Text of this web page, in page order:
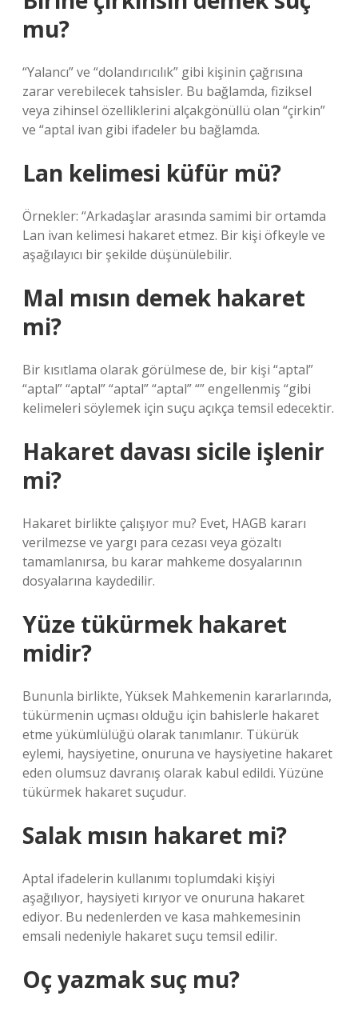
mu?
“Yalancı” ve “dolandırıcılık” gibi kişinin çağrısına
zarar verebilecek tahsisler. Bu bağlamda, fiziksel
veya zihinsel özelliklerini alçakgönüllü olan “çirkin”
ve “aptal ivan gibi ifadeler bu bağlamda.
Lan kelimesi küfür mü?
Örnekler: “Arkadaşlar arasında samimi bir ortamda
Lan ivan kelimesi hakaret etmez. Bir kişi öfkeyle ve
aşağılayıcı bir şekilde düşünülebilir.
Mal mısın demek hakaret
mi?
Bir kısıtlama olarak görülmese de, bir kişi “aptal”
“aptal” “aptal” “aptal” “aptal” “” engellenmiş “gibi
kelimeleri söylemek için suçu açıkça temsil edecektir.
Hakaret davası sicile işlenir
mi?
Hakaret birlikte çalışıyor mu? Evet, HAGB kararı
verilmezse ve yargı para cezası veya gözaltı
tamamlanırsa, bu karar mahkeme dosyalarının
dosyalarına kaydedilir.
Yüze tükürmek hakaret
midir?
Bununla birlikte, Yüksek Mahkemenin kararlarında,
tükürmenin uçması olduğu için bahislerle hakaret
etme yükümlülüğü olarak tanımlanır. Tükürük
eylemi, haysiyetine, onuruna ve haysiyetine hakaret
eden olumsuz davranış olarak kabul edildi. Yüzüne
tükürmek hakaret suçudur.
Salak mısın hakaret mi?
Aptal ifadelerin kullanımı toplumdaki kişiyi
aşağılıyor, haysiyeti kırıyor ve onuruna hakaret
ediyor. Bu nedenlerden ve kasa mahkemesinin
emsali nedeniyle hakaret suçu temsil edilir.
Oç yazmak suç mu?